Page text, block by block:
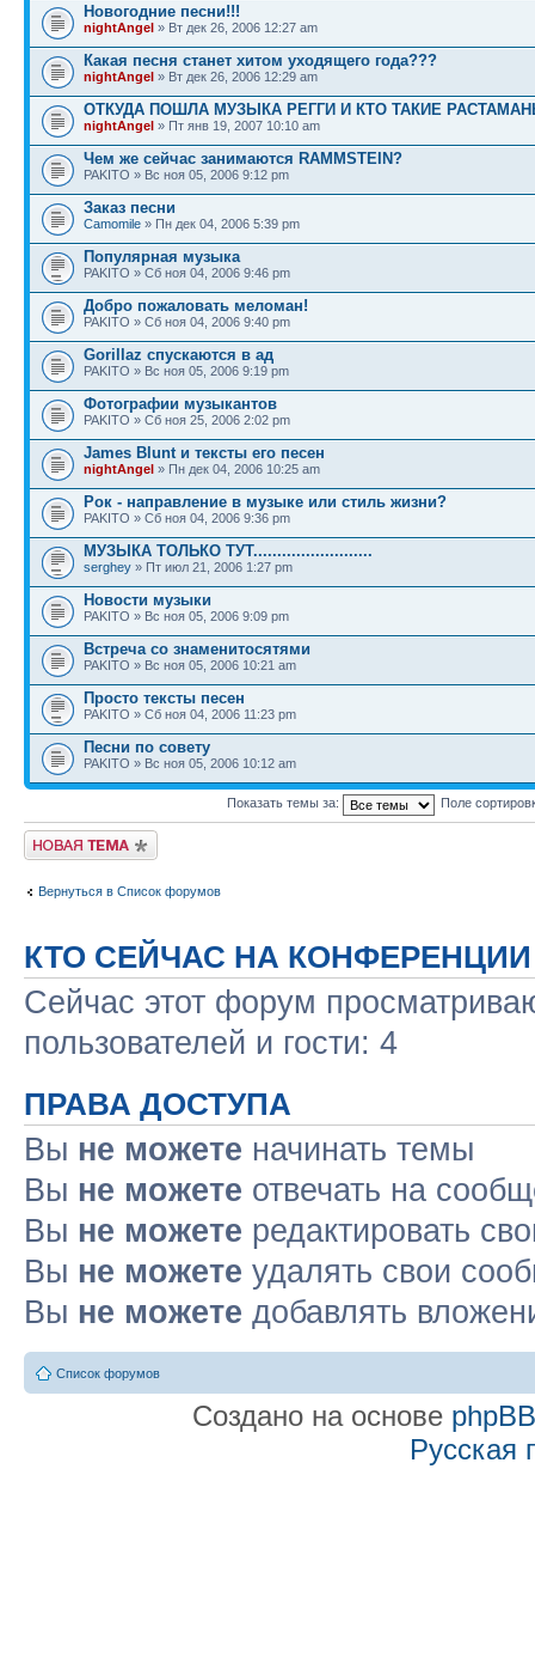
Новогодние песни!!!
nightAngel » Вт дек 26, 2006 12:27 am
Какая песня станет хитом уходящего года???
nightAngel » Вт дек 26, 2006 12:29 am
ОТКУДА ПОШЛА МУЗЫКА РЕГГИ И КТО ТАКИЕ
nightAngel » Пт янв 19, 2007 10:10 am
Чем же сейчас занимаются RAMMSTEIN?
PAKITO » Вс ноя 05, 2006 9:12 pm
Заказ песни
Camomile » Пн дек 04, 2006 5:39 pm
Популярная музыка
PAKITO » Сб ноя 04, 2006 9:46 pm
Добро пожаловать меломан!
PAKITO » Сб ноя 04, 2006 9:40 pm
Gorillaz спускаются в ад
PAKITO » Вс ноя 05, 2006 9:19 pm
Фотографии музыкантов
PAKITO » Сб ноя 25, 2006 2:02 pm
James Blunt и тексты его песен
nightAngel » Пн дек 04, 2006 10:25 am
Рок - направление в музыке или стиль жизни?
PAKITO » Сб ноя 04, 2006 9:36 pm
МУЗЫКА ТОЛЬКО ТУТ.........................
serghey » Пт июл 21, 2006 1:27 pm
Новости музыки
PAKITO » Вс ноя 05, 2006 9:09 pm
Встреча со знаменитосятями
PAKITO » Вс ноя 05, 2006 10:21 am
Просто тексты песен
PAKITO » Сб ноя 04, 2006 11:23 pm
Песни по совету
PAKITO » Вс ноя 05, 2006 10:12 am
Показать темы за: Поле
Новая тема
Вернуться в Список форумов
КТО СЕЙЧАС НА КОНФЕРЕНЦИИ
Сейчас этот форум
пользователей и гости: 4
ПРАВА ДОСТУПА
Вы не можете начинать темы
Вы не можете отвечать на
Вы не можете редактировать
Вы не можете удалять свои
Вы не можете добавлять
Список форумов
Создано на основе phpBB
Русская